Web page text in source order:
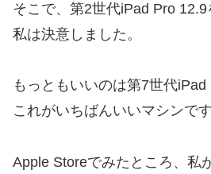
そこで、第2世代iPad Pro
私は決意しました。
もっともいいのは第7世代iPad
これがいちばんいいマシンです
Apple Storeでみたところ、私